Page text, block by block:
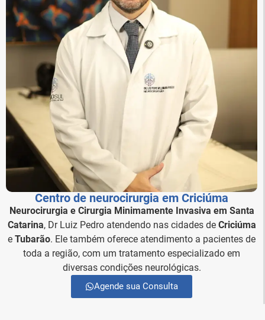
Centro de neurocirurgia em Criciúma
Neurocirurgia e Cirurgia Minimamente Invasiva em Santa
Catarina, Dr Luiz Pedro atendendo nas cidades de Criciúma
e Tubarão. Ele também oferece atendimento a pacientes de
toda a região, com um tratamento especializado em
diversas condições neurológicas.
Agende sua Consulta